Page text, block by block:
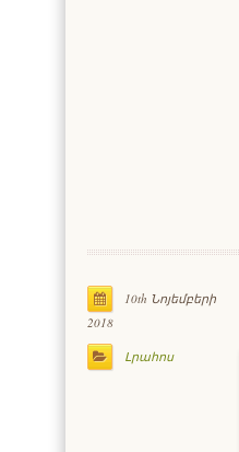
10th Նոյեմբերի
2018
Լրահոս